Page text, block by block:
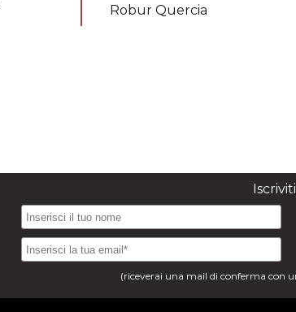
Robur Quercia
(riceverai una mail di conferma con